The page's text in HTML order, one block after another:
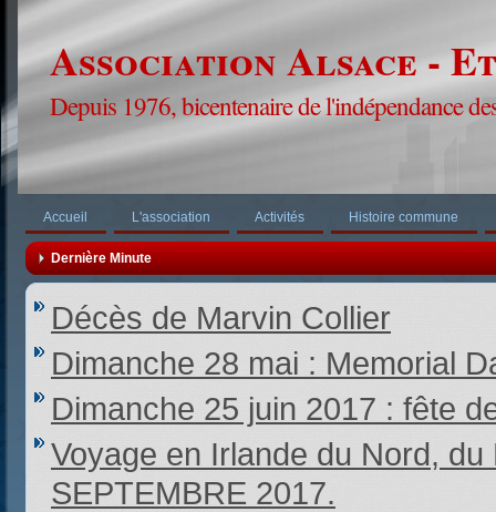
Association Alsace -
Depuis 1976, bicentenaire de l'indépendance
Accueil L'association Activités Histoire commune
Dernière Minute
Décès de Marvin Collier
Dimanche 28 mai : Memorial
Dimanche 25 juin 2017 : fête
Voyage en Irlande du Nord,
SEPTEMBRE 2017.